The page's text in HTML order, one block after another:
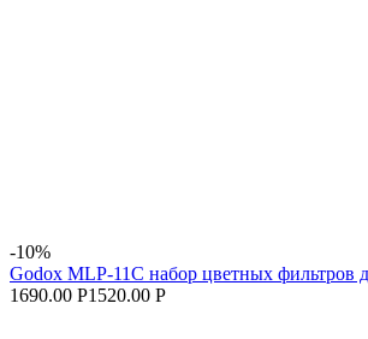
-10%
Godox MLP-11C набор цветных фильтров
1690.00 Р1520.00 Р